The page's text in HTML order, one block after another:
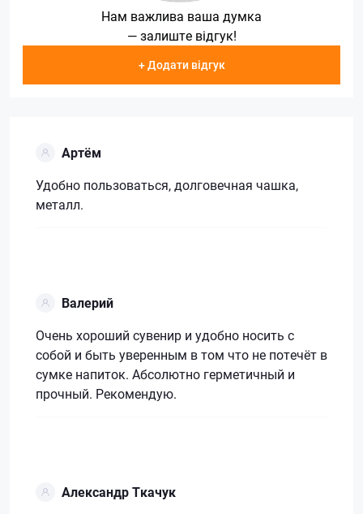
Нам важлива ваша думка
— залиште відгук!
+ Додати відгук
Артём
Удобно пользоваться, долговечная чашка,
металл.
Валерий
Очень хороший сувенир и удобно носить с
собой и быть уверенным в том что не потечёт в
сумке напиток. Абсолютно герметичный и
прочный. Рекомендую.
Александр Ткачук